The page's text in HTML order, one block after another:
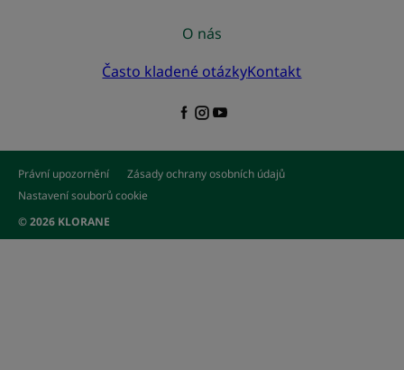
O nás
Často kladené otázkyKontakt
Právní upozornění
Zásady ochrany osobních údajů
Nastavení souborů cookie
© 2026 KLORANE